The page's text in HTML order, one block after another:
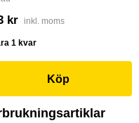
kr inkl. moms
1 kvar
Köp